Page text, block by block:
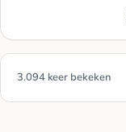
3.094 keer bekeken